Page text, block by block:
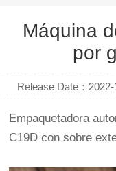
Máquina
por
Release Date：
Empaquetadora
C19D con sobre